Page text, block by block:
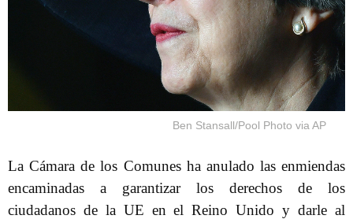
Ben Stansall/Pool Photo via AP
La Cámara de los Comunes ha anulado las enmiendas
encaminadas a garantizar los derechos de los
ciudadanos de la UE en el Reino Unido y darle al